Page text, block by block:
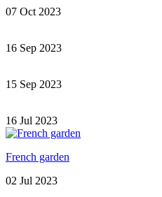
07 Oct 2023
16 Sep 2023
15 Sep 2023
16 Jul 2023
French garden
02 Jul 2023